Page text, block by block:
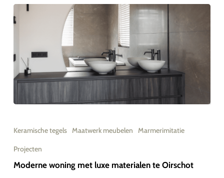
woning
met
luxe
Keramische tegels Maatwerk meubelen Marmerimitatie
Projecten
Moderne woning met luxe materialen te Oirschot